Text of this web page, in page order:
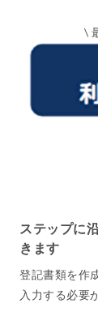
\
ステップに
きます
登記書類を作
入力する必要